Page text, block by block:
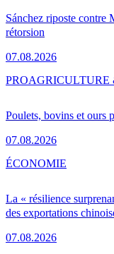
Sánchez riposte contre
rétorsion
07.08.2026
Poulets, bovins et ours
07.08.2026
PRO
La « résilience
des exportations
07.08.2026
ÉCONOMIE